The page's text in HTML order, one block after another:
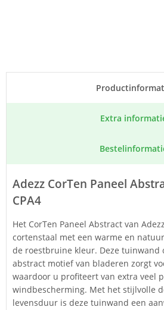
Extra
Adezz CorTen Paneel
CPA4
Het CorTen Paneel Abstract van
cortenstaal met een warme en
de roestbruine kleur. Deze tuinwand
abstract motief van bladeren zorgt
waardoor u profiteert van extra veel
windbescherming. Met het stijlvolle
levensduur is deze tuinwand een